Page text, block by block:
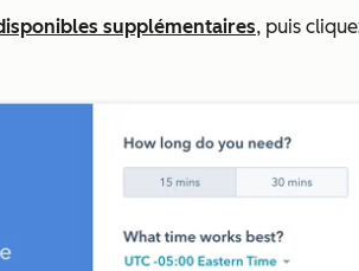
supplémentaires, puis